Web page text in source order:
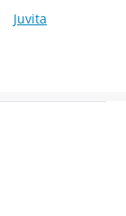
Juvita